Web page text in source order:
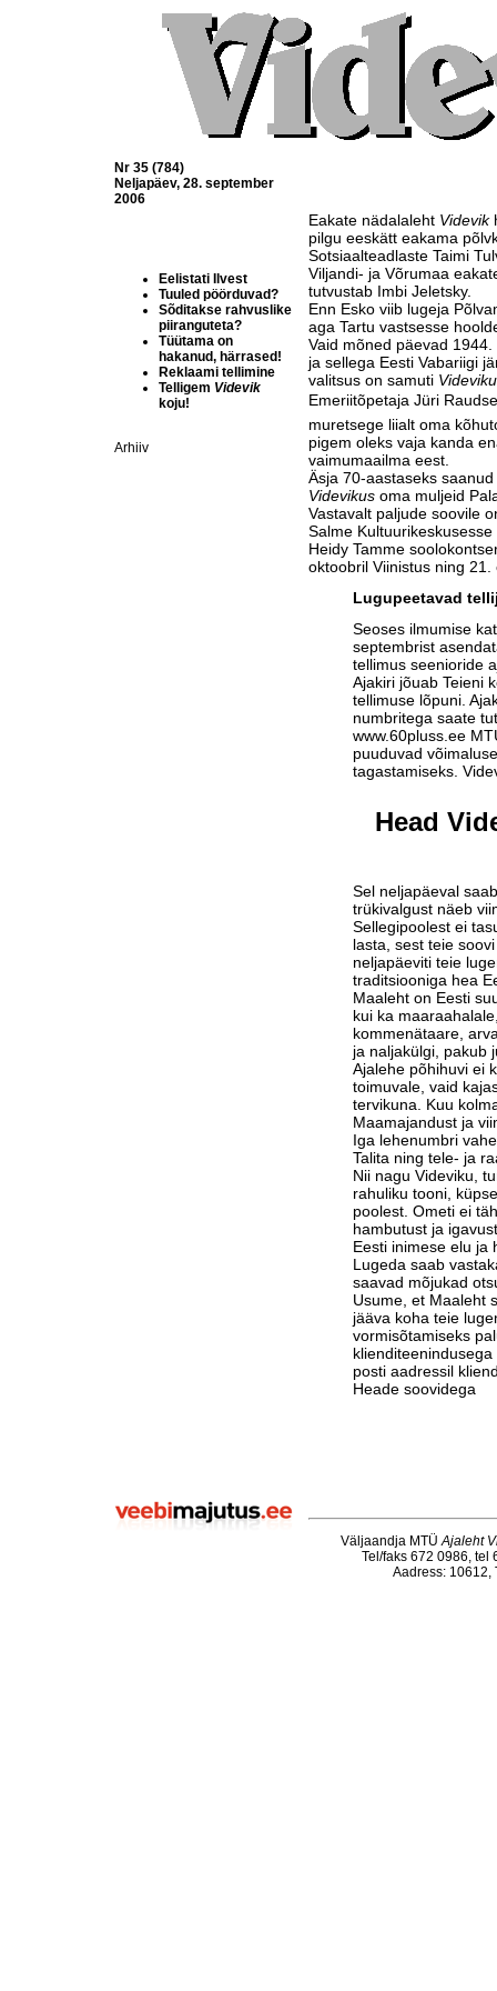
Nr 35 (784)
Neljapäev, 28. september
2006
Eelistati Ilvest
Tuuled pöörduvad?
Sõditakse rahvuslike
piiranguteta?
Tüütama on
hakanud, härrased!
Reklaami tellimine
Telligem Videvik
koju!
Arhiiv
Eakate nädalaleht Videvik
pilgu eeskätt eakama
Sotsiaalteadlaste Taimi
Viljandi- ja Võrumaa
tutvustab Imbi Jeletsky.
Enn Esko viib lugeja
aga Tartu vastsesse
Vaid mõned päevad
ja sellega Eesti Vabariigi
valitsus on samuti Videviku
Emeriitõpetaja Jüri
muretsege liialt oma
pigem oleks vaja kanda
vaimumaailma eest.
Äsja 70-aastaseks
Videvikus oma muljeid
Vastavalt paljude soovile
Salme
Heidy Tamme
oktoobril Viinistus ning
Lugupeetavad
Seoses ilmumise
septembrist
tellimus seenioride
Ajakiri jõuab Teieni
tellimuse lõpuni.
numbritega saate
www.60pluss.ee
puuduvad
tagastamiseks.
Head
Sel neljapäeval
trükivalgust näeb
Sellegipoolest ei
lasta, sest teie
neljapäeviti teie
traditsiooniga hea
Maaleht on Eesti
kui ka
kommenätaare,
ja naljakülgi, pakub
Ajalehe põhihuvi ei
toimuvale, vaid
tervikuna. Kuu
Maamajandust ja
Iga lehenumbri
Talita ning tele- ja
Nii nagu Videviku,
rahuliku tooni,
poolest. Ometi ei
hambutust ja
Eesti inimese elu ja
Lugeda saab
saavad mõjukad
Usume, et Maaleht
jääva koha teie
vormisõtamiseks
posti aadressil
Heade soovidega
Väljaandja MTÜAjaleht
Tel/faks 672 0986, tel
Aadress: 10612,